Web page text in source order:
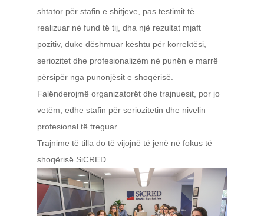
shtator për stafin e shitjeve, pas testimit të
realizuar në fund të tij, dha një rezultat mjaft
pozitiv, duke dëshmuar kështu për korrektësi,
seriozitet dhe profesionalizëm në punën e marrë
përsipër nga punonjësit e shoqërisë.
Falënderojmë organizatorët dhe trajnuesit, por jo
vetëm, edhe stafin për seriozitetin dhe nivelin
profesional të treguar.
Trajnime të tilla do të vijojnë të jenë në fokus të
shoqërisë SiCRED.